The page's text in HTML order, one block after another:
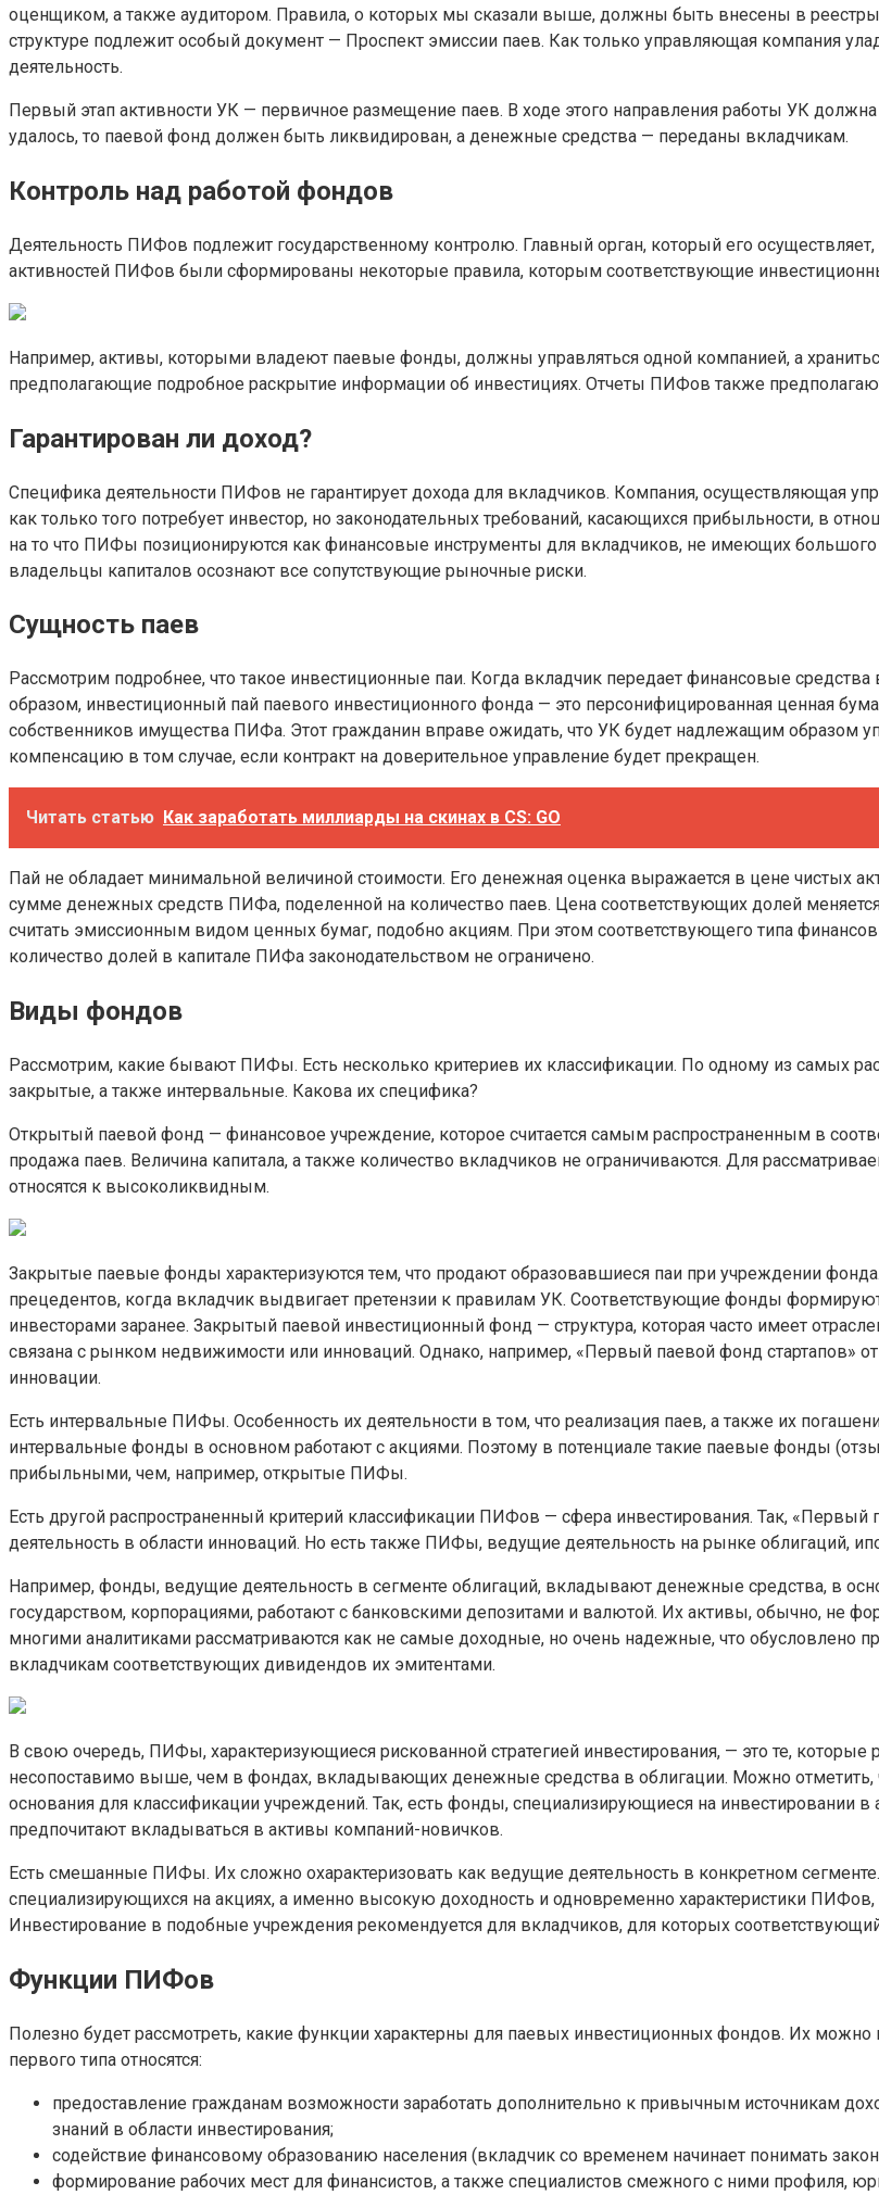
оценщиком, а также аудитором. Правила, о которых мы сказали выше, должны быть внесены в
структуре подлежит особый документ — Проспект эмиссии паев. Как только управляющая компания
деятельность.
Первый этап активности УК — первичное размещение паев. В ходе этого направления работы УК
удалось, то паевой фонд должен быть ликвидирован, а денежные средства — переданы вкладчикам.
Контроль над работой фондов
Деятельность ПИФов подлежит государственному контролю. Главный орган, который его
активностей ПИФов были сформированы некоторые правила, которым соответствующие
Например, активы, которыми владеют паевые фонды, должны управляться одной компанией, а
предполагающие подробное раскрытие информации об инвестициях. Отчеты ПИФов также
Гарантирован ли доход?
Специфика деятельности ПИФов не гарантирует дохода для вкладчиков. Компания, осуществляющая
как только того потребует инвестор, но законодательных требований, касающихся прибыльности, в
на то что ПИФы позиционируются как финансовые инструменты для вкладчиков, не имеющих большого
владельцы капиталов осознают все сопутствующие рыночные риски.
Сущность паев
Рассмотрим подробнее, что такое инвестиционные паи. Когда вкладчик передает финансовые
образом, инвестиционный пай паевого инвестиционного фонда — это персонифицированная ценная
собственников имущества ПИФа. Этот гражданин вправе ожидать, что УК будет надлежащим образом
компенсацию в том случае, если контракт на доверительное управление будет прекращен.
Читать статью Как заработать миллиарды на скинах в CS: GO
Пай не обладает минимальной величиной стоимости. Его денежная оценка выражается в цене чистых
сумме денежных средств ПИФа, поделенной на количество паев. Цена соответствующих долей
считать эмиссионным видом ценных бумаг, подобно акциям. При этом соответствующего типа
количество долей в капитале ПИФа законодательством не ограничено.
Виды фондов
Рассмотрим, какие бывают ПИФы. Есть несколько критериев их классификации. По одному из самых
закрытые, а также интервальные. Какова их специфика?
Открытый паевой фонд — финансовое учреждение, которое считается самым распространенным в
продажа паев. Величина капитала, а также количество вкладчиков не ограничиваются. Для
относятся к высоколиквидным.
Закрытые паевые фонды характеризуются тем, что продают образовавшиеся паи при учреждении
прецедентов, когда вкладчик выдвигает претензии к правилам УК. Соответствующие фонды
инвесторами заранее. Закрытый паевой инвестиционный фонд — структура, которая часто имеет
связана с рынком недвижимости или инноваций. Однако, например, «Первый паевой фонд стартапов»
инновации.
Есть интервальные ПИФы. Особенность их деятельности в том, что реализация паев, а также их
интервальные фонды в основном работают с акциями. Поэтому в потенциале такие паевые фонды
прибыльными, чем, например, открытые ПИФы.
Есть другой распространенный критерий классификации ПИФов — сфера инвестирования. Так,
деятельность в области инноваций. Но есть также ПИФы, ведущие деятельность на рынке облигаций,
Например, фонды, ведущие деятельность в сегменте облигаций, вкладывают денежные средства, в
государством, корпорациями, работают с банковскими депозитами и валютой. Их активы, обычно, не
многими аналитиками рассматриваются как не самые доходные, но очень надежные, что обусловлено
вкладчикам соответствующих дивидендов их эмитентами.
В свою очередь, ПИФы, характеризующиеся рискованной стратегией инвестирования, — это те,
несопоставимо выше, чем в фондах, вкладывающих денежные средства в облигации. Можно отметить,
основания для классификации учреждений. Так, есть фонды, специализирующиеся на инвестировании
предпочитают вкладываться в активы компаний-новичков.
Есть смешанные ПИФы. Их сложно охарактеризовать как ведущие деятельность в конкретном
специализирующихся на акциях, а именно высокую доходность и одновременно характеристики
Инвестирование в подобные учреждения рекомендуется для вкладчиков, для которых
Функции ПИФов
Полезно будет рассмотреть, какие функции характерны для паевых инвестиционных фондов. Их
первого типа относятся:
предоставление гражданам возможности заработать дополнительно к привычным источникам
знаний в области инвестирования;
содействие финансовому образованию населения (вкладчик со временем начинает понимать
формирование рабочих мест для финансистов, а также специалистов смежного с ними профиля,